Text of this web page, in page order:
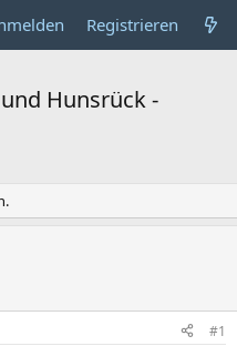
Registrieren
Hunsrück -
#1